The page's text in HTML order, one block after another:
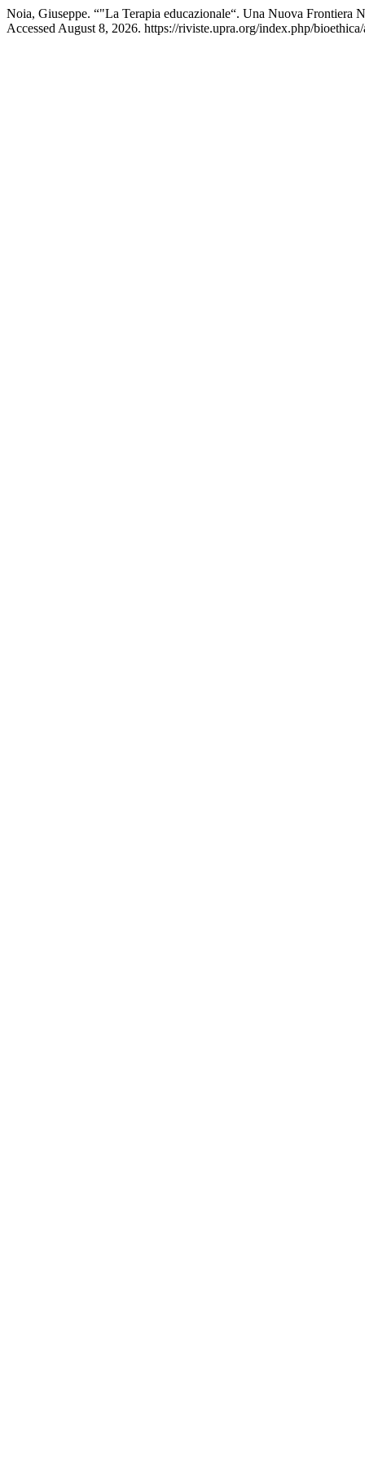
Noia, Giuseppe. “"La Terapia educazionale“. Una Nuova Frontiera
Accessed August 8, 2026. https://riviste.upra.org/index.php/